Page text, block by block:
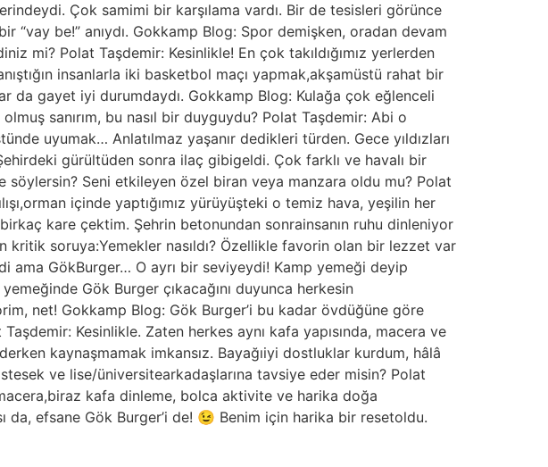
Çok samimi bir karşılama vardı. Bir de tesisleri görünce
“vay be!” anıydı. Gokkamp Blog: Spor demişken, oradan devam
mi? Polat Taşdemir: Kesinlikle! En çok takıldığımız yerlerden
insanlarla iki basketbol maçı yapmak,akşamüstü rahat bir
da gayet iyi durumdaydı. Gokkamp Blog: Kulağa çok eğlenceli
sanırım, bu nasıl bir duyguydu? Polat Taşdemir: Abi o
uyumak… Anlatılmaz yaşanır dedikleri türden. Gece yıldızları
gürültüden sonra ilaç gibigeldi. Çok farklı ve havalı bir
söylersin? Seni etkileyen özel biran veya manzara oldu mu? Polat
içinde yaptığımız yürüyüşteki o temiz hava, yeşilin her
kare çektim. Şehrin betonundan sonrainsanın ruhu dinleniyor
kritik soruya:Yemekler nasıldı? Özellikle favorin olan bir lezzet var
ama GökBurger… O ayrı bir seviyeydi! Kamp yemeği deyip
Gök Burger çıkacağını duyunca herkesin
net! Gokkamp Blog: Gök Burger’i bu kadar övdüğüne göre
Kesinlikle. Zaten herkes aynı kafa yapısında, macera ve
kaynaşmamak imkansız. Bayağıiyi dostluklar kurdum, hâlâ
ve lise/üniversitearkadaşlarına tavsiye eder misin? Polat
kafa dinleme, bolca aktivite ve harika doğa
da, efsane Gök Burger’i de! 😉 Benim için harika bir resetoldu.